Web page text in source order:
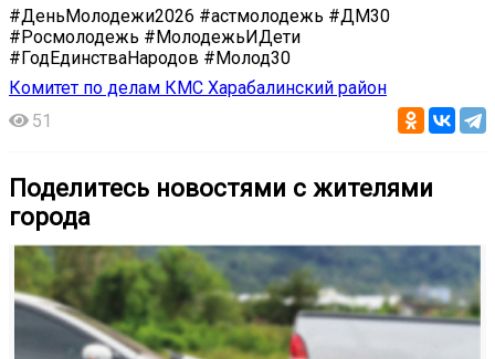
#ДеньМолодежи2026 #астмолодежь #ДМ30
#Росмолодежь #МолодежьИДети
#ГодЕдинстваНародов #Молод30
Комитет по делам КМС Харабалинский район
51
Поделитесь новостями с жителями
города